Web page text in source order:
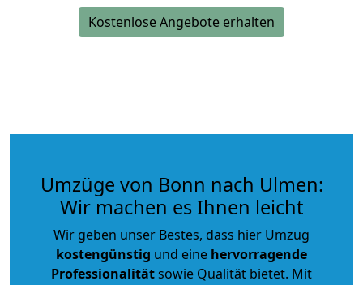
Kostenlose Angebote erhalten
Umzüge von Bonn nach Ulmen:
Wir machen es Ihnen leicht
Wir geben unser Bestes, dass hier Umzug
kostengünstig und eine hervorragende
Professionalitätsowie Qualität bietet. Mit